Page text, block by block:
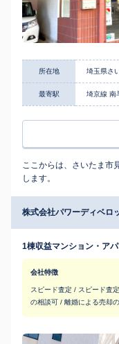
所在地 埼玉県さ
最寄駅 埼京線
ここからは、さいたま市
します。
株式会社パワーディベ
1棟収益マンション・ア
会社特徴
スピード査定 / スピード査
の相談可 / 離婚による売却